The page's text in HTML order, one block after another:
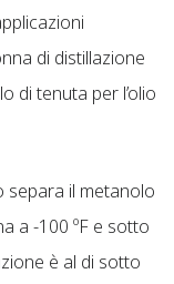
di distillazione
di tenuta per l’olio
separa il metanolo
a -100 ºF e sotto
è al di sotto